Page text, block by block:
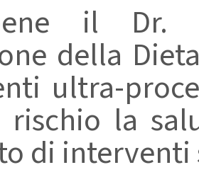
il Dr.
della
ultra-
rischio la
di